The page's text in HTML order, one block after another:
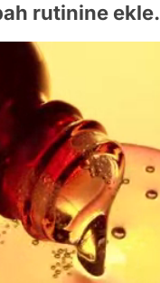
rutinine ekle.